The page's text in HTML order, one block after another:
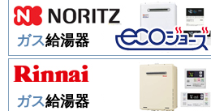
ガス給湯器
ガス給湯器